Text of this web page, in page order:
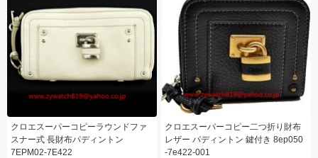
クロエスーパーコピーラウンドファ
スナー式 長財布パディントン
7EPM02-7E422
クロエスーパーコピー二つ折り財布
レザー パディントン 鍵付き 8ep050
-7e422-001